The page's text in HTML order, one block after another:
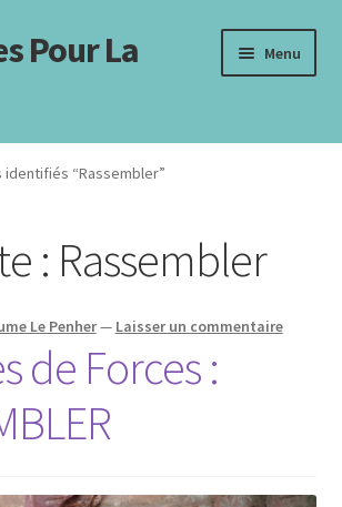
Pour La
Menu
! Dernière étape !
identifiés “Rassembler”
: Rassembler
Le Penher— Laisser un commentaire
de Forces :